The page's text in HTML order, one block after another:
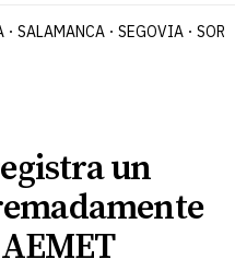
SALAMANCA SEGOVIA
un